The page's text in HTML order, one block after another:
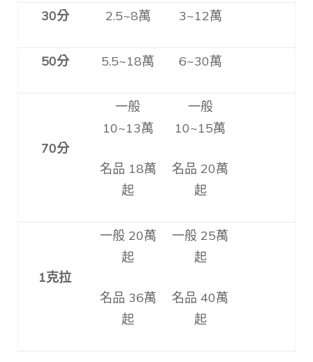
30分 2.5~8萬 3~12萬
50分 5.5~18萬 6~30萬
70分
一般
10~13萬
名品 18萬
起
一般
10~15萬
名品 20萬
起
1克拉
一般 20萬
起
名品 36萬
起
一般 25萬
起
名品 40萬
起